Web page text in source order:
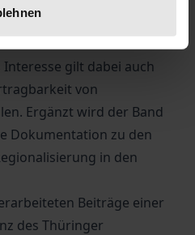
Republik,
gilt dabei auch
von
Ergänzt wird der Band
Dokumentation zu den
in den
Beiträge einer
des Thüringer